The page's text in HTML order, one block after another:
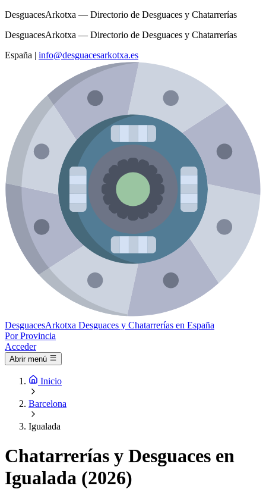
DesguacesArkotxa — Directorio de Desguaces y Chatarrerías
DesguacesArkotxa — Directorio de Desguaces y Chatarrerías
España | info@desguacesarkotxa.es
DesguacesArkotxa Desguaces y Chatarrerías en España
Por Provincia
Acceder
Abrir menú
Inicio
Barcelona
Igualada
Chatarrerías y Desguaces en
Igualada (2026)